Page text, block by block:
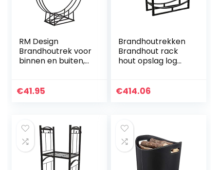
RM Design
Brandhoutrek voor
binnen en buiten,
rd, vuurhout, rond,
€41.95
Brandhoutrekken
Brandhout rack
hout opslag log
indoor outdoor
€414.06